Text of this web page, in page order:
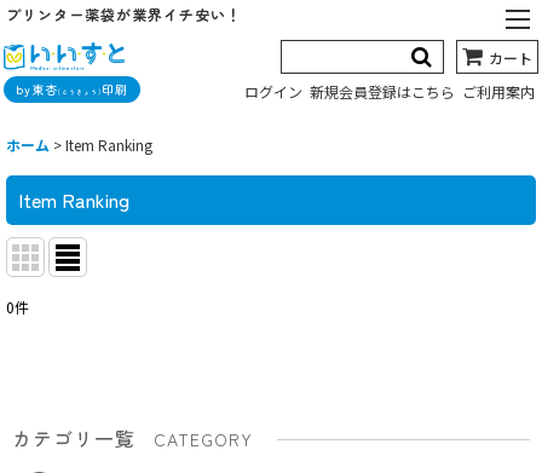
プリンター薬袋が業界イチ安い！
by東杏(とうきょう) 印刷
カート
ログイン 新規会員登録はこちら ご利用案内
ホーム >Item Ranking
Item Ranking
0件
カテゴリ一覧
CATEGORY